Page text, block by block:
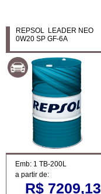
REPSOL LEADER NEO
0W20 SP GF-6A
Emb: 1 TB-200L
a partir de:
R$ 7209,13